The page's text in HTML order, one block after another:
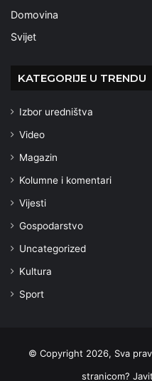
Domovina
Svijet
KATEGORIJE U TRENDU
Izbor uredništva
Video
Magazin
Kolumne i komentari
Vijesti
Gospodarstvo
Uncategorized
Kultura
Sport
© Copyright 2026, Sva
stranicom?